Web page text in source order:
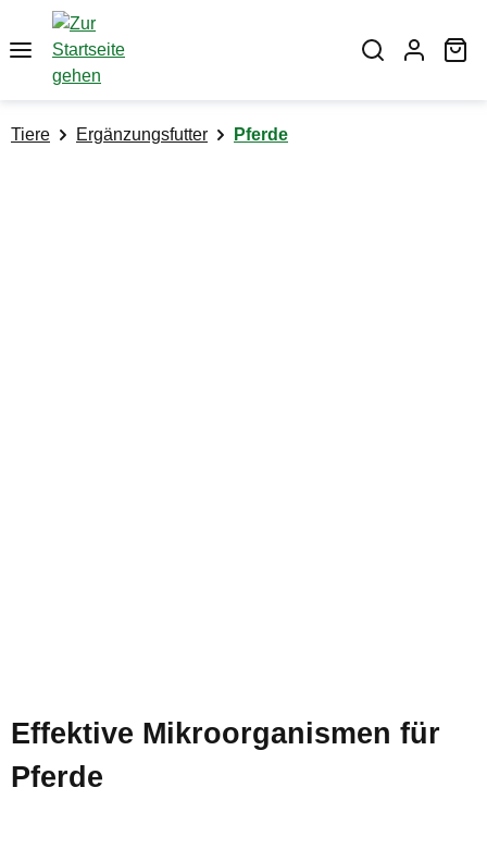
springen
Tiere Ergänzungsfutter Pferde
Effektive Mikroorganismen für
Pferde